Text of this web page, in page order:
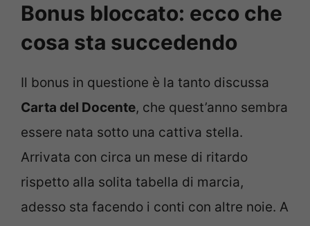
Bonus bloccato: ecco che
cosa sta succedendo
Il bonus in questione è la tanto discussa
Carta del Docente, che quest’anno sembra
essere nata sotto una cattiva stella.
Arrivata con circa un mese di ritardo
rispetto alla solita tabella di marcia,
adesso sta facendo i conti con altre noie. A